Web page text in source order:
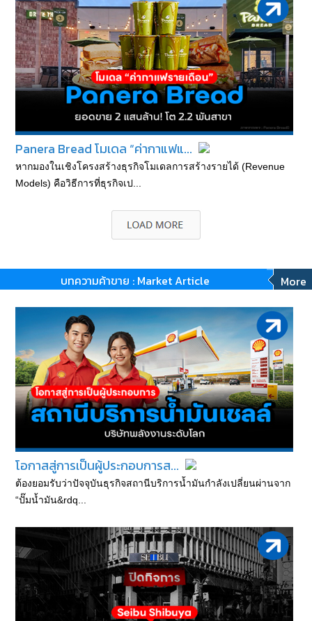
Panera Bread โมเดล “ค่ากาแฟแ...
หากมองในเชิงโครงสร้างธุรกิจโมเดลการสร้างรายได้ (Revenue
Models) คือวิธีการที่ธุรกิจเป...
บทความค้าขาย : Market Article More
โอกาสสู่การเป็นผู้ประกอบการส...
ต้องยอมรับว่าปัจจุบันธุรกิจสถานีบริการน้ำมันกำลังเปลี่ยนผ่านจาก
“ปั๊มน้ำมัน&rdq...